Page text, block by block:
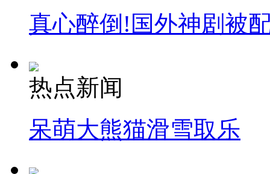
真心醉倒!国外神剧被
热点新闻
呆萌大熊猫滑雪取乐